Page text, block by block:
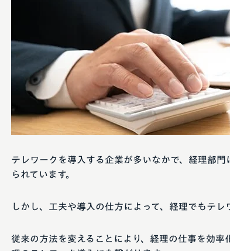
従来の方法を変えることにより、経理の仕事を効率
しかし、工夫や導入の仕方によって、経理でもテレ
テレワークを導入する企業が多いなかで、経理部
られています。